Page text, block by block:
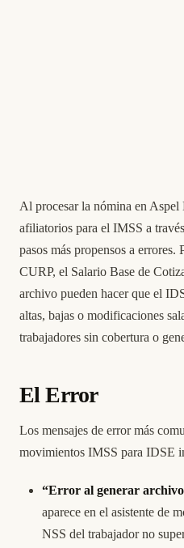
Al procesar la nómina en
afiliatorios para el IMSS a
pasos más propensos a errores.
CURP, el Salario Base de
archivo pueden hacer que el
altas, bajas o modificaciones
trabajadores sin cobertura o
El Error
Los mensajes de error más
movimientos IMSS para IDSE
“Error al generar
aparece en el asistente de
NSS del trabajador no